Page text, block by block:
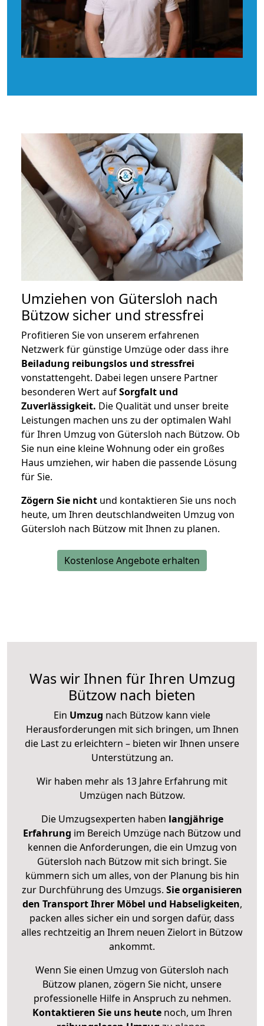
Umziehen von Gütersloh nach
Bützow sicher und stressfrei
Profitieren Sie von unserem erfahrenen
Netzwerk für günstige Umzüge oder dass ihre
Beiladung reibungslos und stressfrei
vonstattengeht. Dabei legen unsere Partner
besonderen Wert aufSorgfalt und
Zuverlässigkeit. Die Qualität und unser breite
Leistungen machen uns zu der optimalen Wahl
für Ihren Umzug von Gütersloh nach Bützow. Ob
Sie nun eine kleine Wohnung oder ein großes
Haus umziehen, wir haben die passende Lösung
für Sie.
Zögern Sie nicht und kontaktieren Sie uns noch
heute, um Ihren deutschlandweiten Umzug von
Gütersloh nach Bützow mit Ihnen zu planen.
Kostenlose Angebote erhalten
Was wir Ihnen für Ihren Umzug
Bützow nach bieten
Ein Umzug nach Bützow kann viele
Herausforderungen mit sich bringen, um Ihnen
die Last zu erleichtern – bieten wir Ihnen unsere
Unterstützung an.
Wir haben mehr als 13 Jahre Erfahrung mit
Umzügen nach Bützow.
Die Umzugsexperten haben langjährige
Erfahrung im Bereich Umzüge nach Bützow und
kennen die Anforderungen, die ein Umzug von
Gütersloh nach Bützow mit sich bringt. Sie
kümmern sich um alles, von der Planung bis hin
zur Durchführung des Umzugs. Sie organisieren
den Transport Ihrer Möbel und Habseligkeiten,
packen alles sicher ein und sorgen dafür, dass
alles rechtzeitig an Ihrem neuen Zielort in Bützow
ankommt.
Wenn Sie einen Umzug von Gütersloh nach
Bützow planen, zögern Sie nicht, unsere
professionelle Hilfe in Anspruch zu nehmen.
Kontaktieren Sie uns heutenoch, um Ihren